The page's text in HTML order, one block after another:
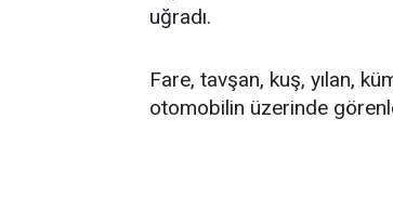
uğradı.
Fare, tavşan, kuş, yılan,
otomobilin üzerinde